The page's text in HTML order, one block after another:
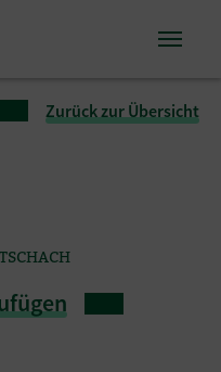
Zurück zur Übersicht